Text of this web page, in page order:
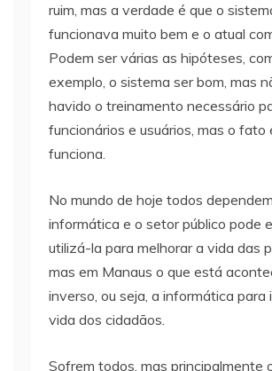
ruim, mas a verdade é que o
funcionava muito bem e o atual
Podem ser várias as hipóteses,
exemplo, o sistema ser bom, mas
havido o treinamento necessário
funcionários e usuários, mas o fato
funciona.
No mundo de hoje todos
informática e o setor público pode
utilizá-la para melhorar a vida das
mas em Manaus o que está
inverso, ou seja, a informática para
vida dos cidadãos.
Sofrem todos, mas principalmente